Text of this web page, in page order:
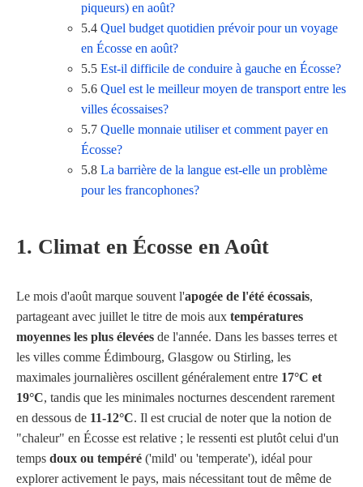
piqueurs) en août?
5.4 Quel budget quotidien prévoir pour un voyage
en Écosse en août?
5.5 Est-il difficile de conduire à gauche en Écosse?
5.6 Quel est le meilleur moyen de transport entre les
villes écossaises?
5.7 Quelle monnaie utiliser et comment payer en
Écosse?
5.8 La barrière de la langue est-elle un problème
pour les francophones?
1. Climat en Écosse en Août
Le mois d'août marque souvent l'apogée de l'été écossais,
partageant avec juillet le titre de mois aux températures
moyennes les plus élevées de l'année. Dans les basses terres et
les villes comme Édimbourg, Glasgow ou Stirling, les
maximales journalières oscillent généralement entre 17°C et
19°C, tandis que les minimales nocturnes descendent rarement
en dessous de 11-12°C. Il est crucial de noter que la notion de
"chaleur" en Écosse est relative ; le ressenti est plutôt celui d'un
temps doux ou tempéré ('mild' ou 'temperate'), idéal pour
explorer activement le pays, mais nécessitant tout de même de